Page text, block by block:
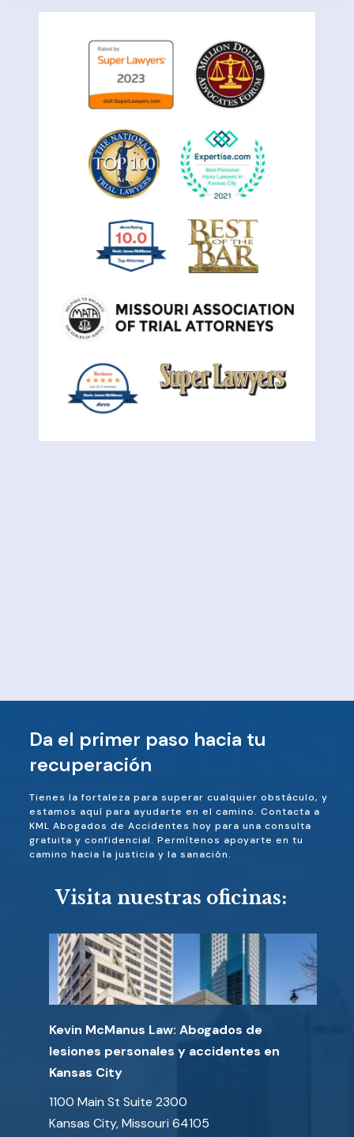
Da el primer paso hacia tu
recuperación
Tienes la fortaleza para superar cualquier obstáculo, y
estamos aquí para ayudarte en el camino. Contacta a
KML Abogados de Accidentes hoy para una consulta
gratuita y confidencial. Permítenos apoyarte en tu
camino hacia la justicia y la sanación.
Visita nuestras oficinas:
Kevin McManus Law: Abogados de
lesiones personales y accidentes en
Kansas City
1100 Main St Suite 2300
Kansas City, Missouri 64105